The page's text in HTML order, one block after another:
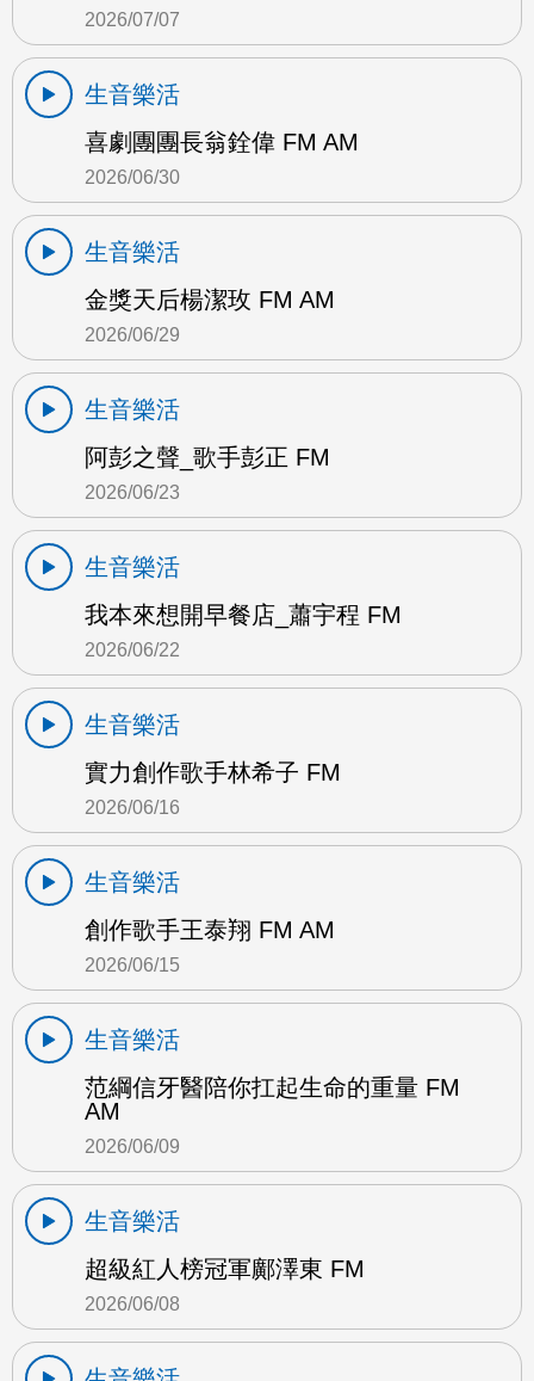
2026/07/07
生音樂活
喜劇團團長翁銓偉 FM AM
2026/06/30
生音樂活
金獎天后楊潔玫 FM AM
2026/06/29
生音樂活
阿彭之聲_歌手彭正 FM
2026/06/23
生音樂活
我本來想開早餐店_蕭宇程 FM
2026/06/22
生音樂活
實力創作歌手林希子 FM
2026/06/16
生音樂活
創作歌手王泰翔 FM AM
2026/06/15
生音樂活
范綱信牙醫陪你扛起生命的重量 FM
AM
2026/06/09
生音樂活
超級紅人榜冠軍鄺澤東 FM
2026/06/08